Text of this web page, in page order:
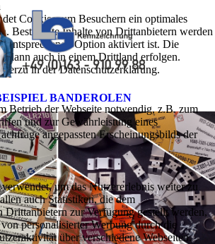
BANDEROLEN
Cookies, um Besuchern ein optimales
Bestimmte Inhalte von Drittanbietern werden
entsprechende Option aktiviert ist. Die
dann auch in einem Drittland erfolgen.
in der Datenschutzerklärung.
Betrieb der Webseite notwendig, z.B. zum
und zur Gewährleistung eines
angepassten Erscheinungsbilds der
um das Nutzererlebnis weiter zu
auch Statistiken, die dem
Drittanbietern zur Verfügung gestellt werden,
personalisierter Werbung durch die
über verschiedene Webseiten.